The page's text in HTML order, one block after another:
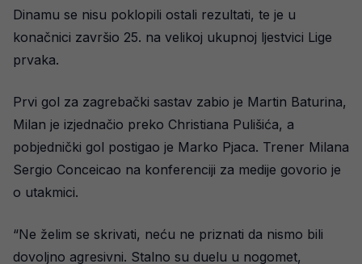
Dinamu se nisu poklopili ostali rezultati, te je u
konačnici završio 25. na velikoj ukupnoj ljestvici Lige
prvaka.
Prvi gol za zagrebački sastav zabio je Martin Baturina,
Milan je izjednačio preko Christiana Pulišića, a
pobjednički gol postigao je Marko Pjaca. Trener Milana
Sergio Conceicao na konferenciji za medije govorio je
o utakmici.
“Ne želim se skrivati, neću ne priznati da nismo bili
dovoljno agresivni. Stalno su duelu u nogomet,